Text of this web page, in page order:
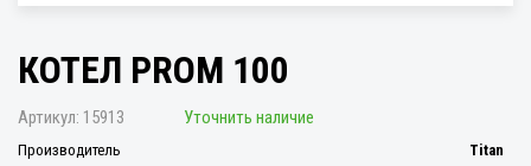
КОТЕЛ PROM 100
Артикул: 15913 Уточнить наличие
Производитель
Titan